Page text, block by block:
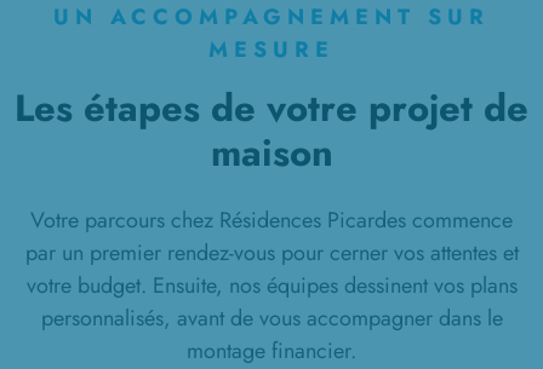
UN ACCOMPAGNEMENT SUR
MESURE
Les étapes de votre projet de
maison
Votre parcours chez Résidences Picardes commence
par un premier rendez-vous pour cerner vos attentes et
votre budget. Ensuite, nos équipes dessinent vos plans
personnalisés, avant de vous accompagner dans le
montage financier.